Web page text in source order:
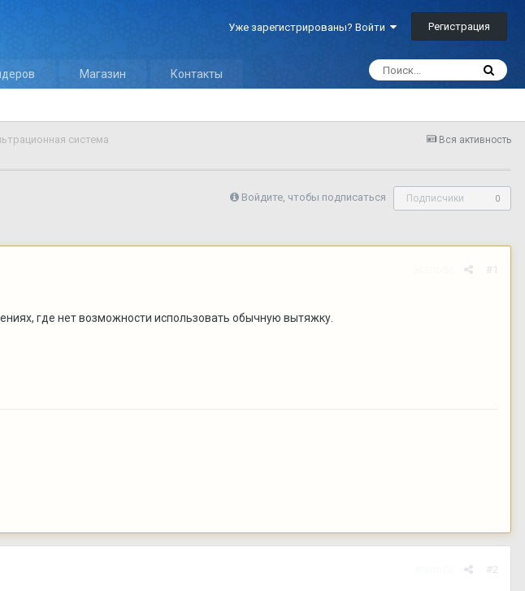
Уже зарегистрированы? Войти Регистрация
Магазин Контакты
Вся активность
система
Войдите, чтобы подписаться Подписчики 0
#1
где нет возможности использовать обычную вытяжку.
#2